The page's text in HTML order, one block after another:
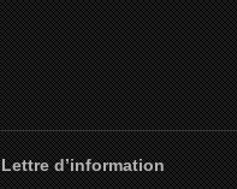
Lettre d’information